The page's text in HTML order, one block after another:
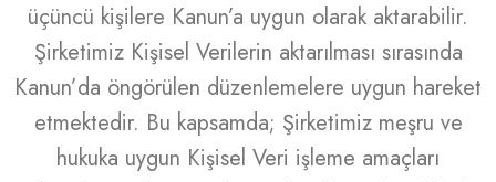
üçüncü kişilere Kanun’a uygun olarak aktarabilir.
Şirketimiz Kişisel Verilerin aktarılması sırasında
Kanun’da öngörülen düzenlemelere uygun hareket
etmektedir. Bu kapsamda; Şirketimiz meşru ve
hukuka uygun Kişisel Veri işleme amaçları